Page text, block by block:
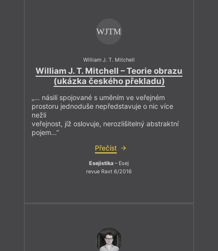
WJTM
William J. T. Mitchell
William J. T. Mitchell – Teorie obrazu
(ukázka českého překladu)
„… násilí spojované s uměním ve veřejném
prostoru jednoduše nepředstavuje o nic více
nežli
veřejnost, jíž oslovuje, nerozlišitelný abstraktní
pojem…”
Přečíst
Esejistika – Esej
revue Ravt 6/2016